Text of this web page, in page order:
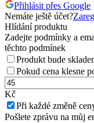
Přihlásit přes Google
Nemáte ještě účet?
Hlídání produktu
Zadejte podmínky a
těchto podmínek
Produkt bude
Pokud cena klesne
Kč
Při každé změně
Pošlete zprávu na můj